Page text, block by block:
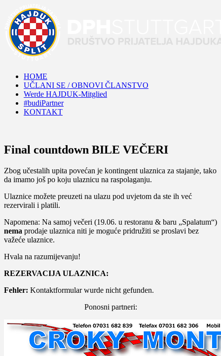
HOME
UČLANI SE / OBNOVI ČLANSTVO
Werde HAJDUK-Mitglied
#budiPartner
KONTAKT
Final countdown BILE VEČERI
Zbog učestalih upita povećan je kontingent ulaznica za stajanje, tako
da imamo još po koju ulaznicu na raspolaganju.
Ulaznice možete preuzeti na ulazu pod uvjetom da ste ih već
rezervirali i platili.
Napomena: Na samoj večeri (19.06. u restoranu & baru „Spalatum“)
nema prodaje ulaznica niti je moguće pridružiti se proslavi bez
važeće ulaznice.
Hvala na razumijevanju!
REZERVACIJA ULAZNICA:
Fehler: Kontaktformular wurde nicht gefunden.
Ponosni partneri: